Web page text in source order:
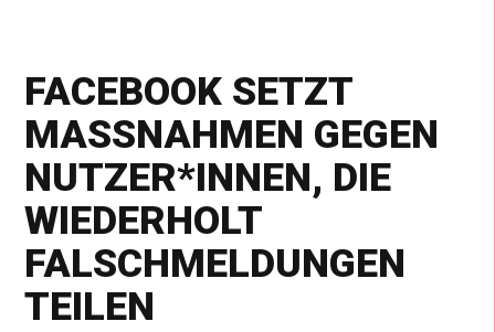
FACEBOOK SETZT
MASSNAHMEN GEGEN N
UTZER*INNEN, DIE W
IEDERHOLT F
ALSCHMELDUNGEN T
EILEN